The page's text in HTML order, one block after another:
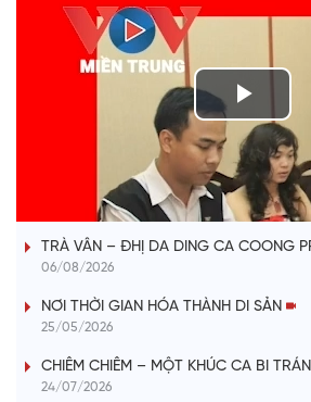
P
l
a
V
i
VÀI PHÚT DÀNH CHO QUẢNG BÁ
TRÀ VÂN – ĐHỊ DA DING CA COONG
06/08/2026
NƠI THỜI GIAN HÓA THÀNH DI SẢN
25/05/2026
CHIÊM CHIÊM – MỘT KHÚC CA BI
24/07/2026